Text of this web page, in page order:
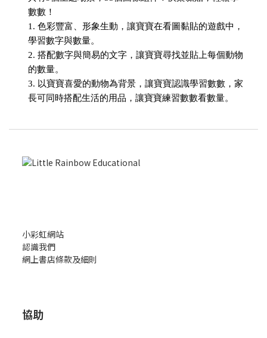
數數！
1. 色彩豐富、形象生動，讓寶寶在看圖黏貼的遊戲中，
學習數字與數量。
2. 搭配數字與簡易的文字，讓寶寶尋找並貼上每個動物
的數量。
3. 以寶寶喜愛的動物為背景，讓寶寶認識學習數數，家
長可同時搭配生活的用品，讓寶寶練習數數看數量。
小彩虹網站
認識我們
網上書店條款及細則
協助